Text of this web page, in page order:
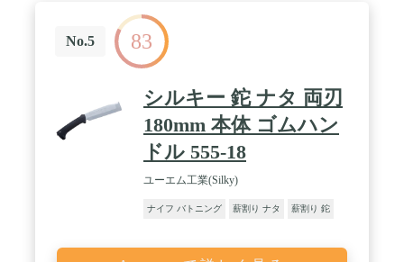
No.5 83
シルキー 鉈 ナタ 両刃
180mm 本体 ゴムハン
ドル 555-18
ユーエム工業(Silky)
ナイフ バトニング 薪割り ナタ 薪割り 鉈